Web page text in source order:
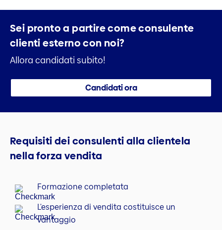
Sei pronto a partire come consulente
clientiesterno con noi?
Allora candidati subito!
Candidati ora
Requisiti dei consulenti alla clientela
nella forza vendita
Formazione completata
L'esperienza di vendita costituisce un
vantaggio